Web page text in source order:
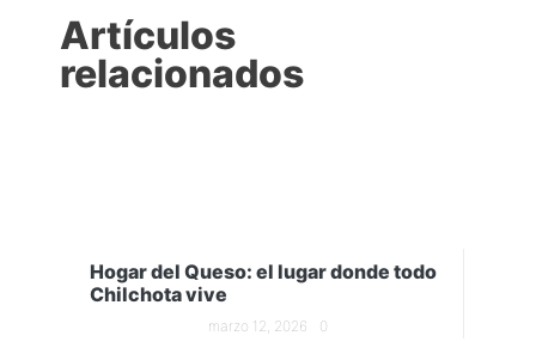
Artículos
relacionados
Hogar del Queso: el lugar donde todo
Chilchota vive
marzo 12, 2026 0